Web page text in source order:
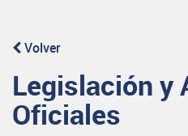
Volver
Legislación y
Oficiales